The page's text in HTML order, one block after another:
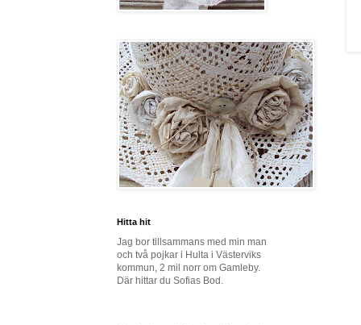
Hitta hit
Jag bor tillsammans med min man
och två pojkar i Hulta i Västerviks
kommun, 2 mil norr om Gamleby.
Där hittar du Sofias Bod.